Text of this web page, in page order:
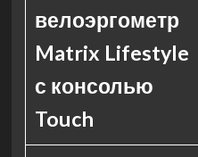
велоэргометр
Matrix Lifestyle
с консолью
Touch